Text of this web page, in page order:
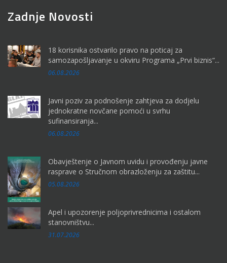
Zadnje Novosti
18 korisnika ostvarilo pravo na poticaj za
samozapošljavanje u okviru Programa „Prvi biznis“...
06.08.2026
Javni poziv za podnošenje zahtjeva za dodjelu
jednokratne novčane pomoći u svrhu
sufinansiranja...
06.08.2026
Obavještenje o Javnom uvidu i provođenju javne
rasprave o Stručnom obrazloženju za zaštitu...
05.08.2026
Apel i upozorenje poljoprivrednicima i ostalom
stanovništvu...
31.07.2026